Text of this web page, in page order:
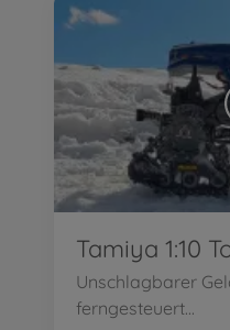
Unschlagbarer
ferngesteuert...